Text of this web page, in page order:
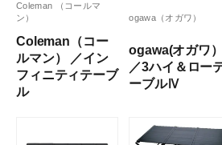
Coleman （コールマ
ン）
Coleman（コー
ルマン） ／イン
フィニティテーブ
ル
ogawa（オガワ）
ogawa(オガワ）
／3ハイ＆ロー
ーブルⅣ